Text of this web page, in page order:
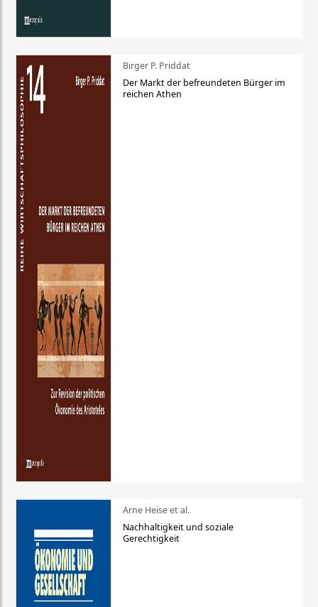
Birger P. Priddat
Der Markt der befreundeten Bürger im
reichen Athen
Arne Heise et al.
Nachhaltigkeit und soziale
Gerechtigkeit